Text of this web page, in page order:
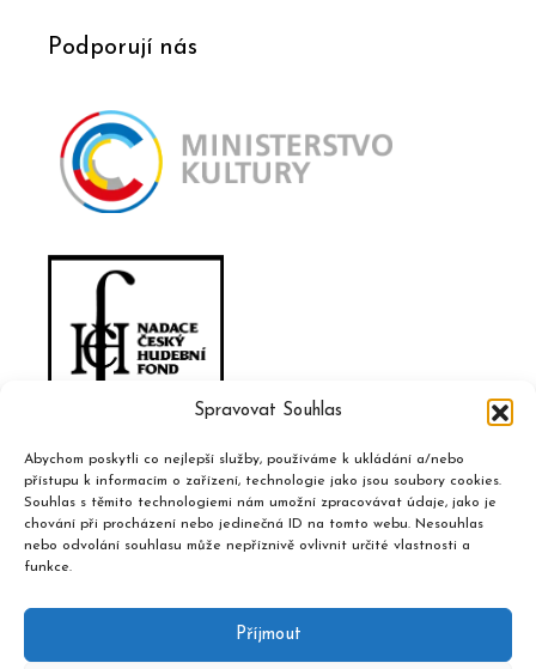
Spravovat Souhlas
Abychom poskytli co nejlepší služby, používáme k ukládání a/nebo
přístupu k informacím o zařízení, technologie jako jsou soubory cookies.
Souhlas s těmito technologiemi nám umožní zpracovávat údaje, jako je
chování při procházení nebo jedinečná ID na tomto webu. Nesouhlas
nebo odvolání souhlasu může nepříznivě ovlivnit určité vlastnosti a
funkce.
Příjmout
Podporují nás